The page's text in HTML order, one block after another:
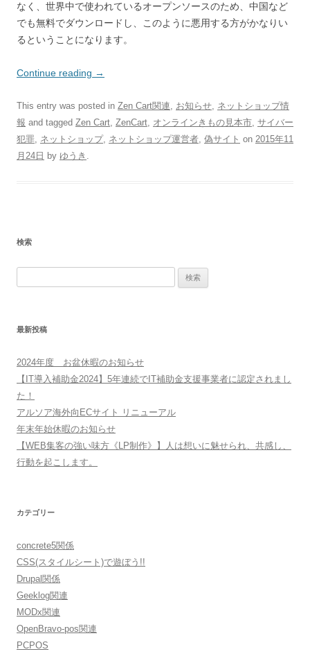
なく、世界中で使われているオープンソースのため、中国など
でも無料でダウンロードし、このように悪用する方がかなりい
るということになります。
Continue reading →
This entry was posted in Zen Cart関連, お知らせ, ネットショップ情
報 and tagged Zen Cart, ZenCart, オンラインきもの見本市, サイバー
犯罪, ネットショップ, ネットショップ運営者, 偽サイト on 2015年11
月24日 by ゆうき .
検索
最新投稿
2024年度 お盆休暇のお知らせ
【IT導入補助金2024】5年連続でIT補助金支援事業者に認定されまし
た！
アルソア海外向ECサイト リニューアル
年末年始休暇のお知らせ
【WEB集客の強い味方《LP制作》】人は想いに魅せられ、共感し、
行動を起こします。
カテゴリー
concrete5関係
CSS(スタイルシート)で遊ぼう!!
Drupal関係
Geeklog関連
MODx関連
OpenBravo-pos関連
PCPOS